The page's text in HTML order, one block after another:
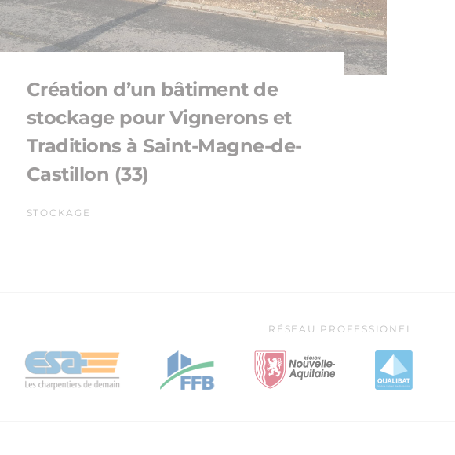
Création d’un bâtiment de
stockage pour Vignerons et
Traditions à Saint-Magne-de-
Castillon (33)
STOCKAGE
RÉSEAU PROFESSIONEL